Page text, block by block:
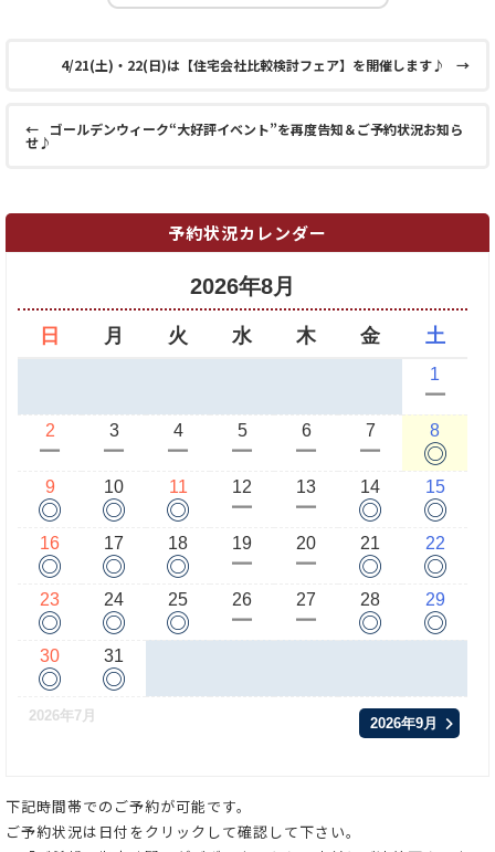
4/21(土)・22(日)は【住宅会社比較検討フェア】を開催します♪ →
← ゴールデンウィーク“大好評イベント”を再度告知＆ご予約状況お知ら
せ♪
予約状況カレンダー
2026年8月
日 月 火 水 木 金 土
1
ー
2
ー
3
ー
4
ー
5
ー
6
ー
7
ー
8
◎
9
◎
10
◎
11
◎
12
ー
13
ー
14
◎
15
◎
16
◎
17
◎
18
◎
19
ー
20
ー
21
◎
22
◎
23
◎
24
◎
25
◎
26
ー
27
ー
28
◎
29
◎
30
◎
31
◎
2026年7月 2026年9月
下記時間帯でのご予約が可能です。
ご予約状況は日付をクリックして確認して下さい。